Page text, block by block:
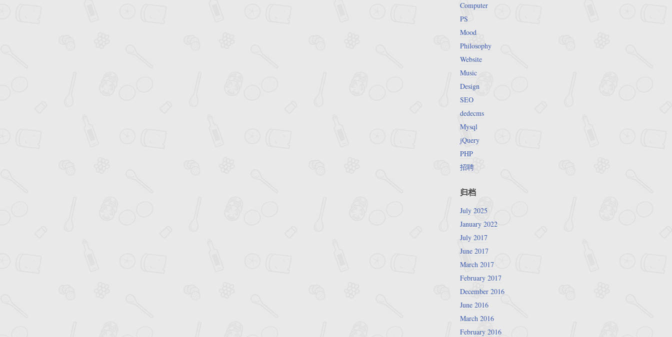
Computer
PS
Mood
Philosophy
Website
Music
Design
SEO
dedecms
Mysql
jQuery
PHP
招聘
归档
July 2025
January 2022
July 2017
June 2017
March 2017
February 2017
December 2016
June 2016
March 2016
February 2016